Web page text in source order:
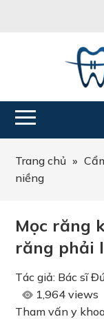
Trang chủ »
niềng
Mọc răng
răng phải
Tác giả: Bác sĩ
1,964 views
Tham vấn y